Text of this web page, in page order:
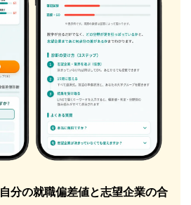
自分の就職偏差値と志望企業の合